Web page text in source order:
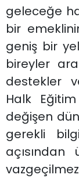
geleceğe
bir
geniş bir
bireyler
destekler
Halk
değişen
gerekli
açısından